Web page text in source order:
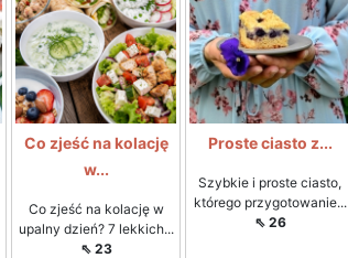
Co zjeść na kolację
w...
Co zjeść na kolację w
upalny dzień? 7 lekkich...
⇖ 23
Proste ciasto z...
Szybkie i proste ciasto,
którego przygotowanie...
⇖ 26